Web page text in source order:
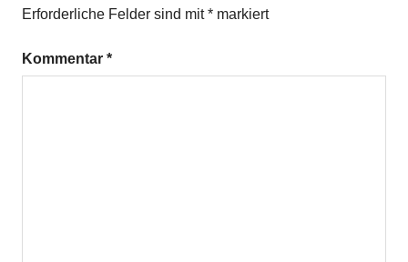
Erforderliche Felder sind mit* markiert
Kommentar *